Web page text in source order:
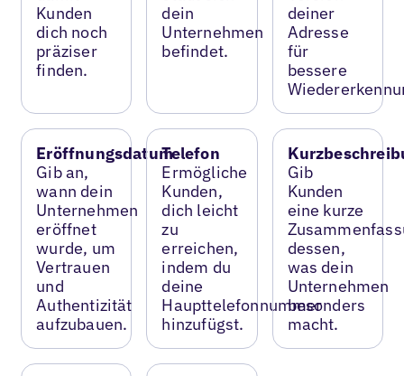
Kunden
dich noch
präziser
finden.
dein
Unternehmen
befindet.
deiner
Adresse
für
bessere
Eröffnungsdatum
Gib an,
wann dein
Unternehmen
eröffnet
wurde, um
Vertrauen
und
Authentizität
aufzubauen.
Telefon
Ermögliche
Kunden,
dich leicht
zu
erreichen,
indem du
deine
Haupttelefonnummer
hinzufügst.
Gib
Kunden
eine kurze
dessen,
was dein
Unternehmen
besonders
macht.